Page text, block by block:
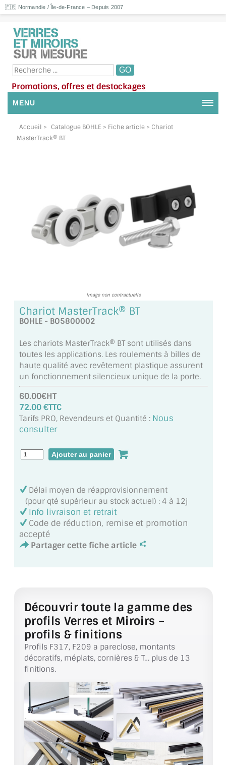
🇫🇷 Normandie / Île-de-France – Depuis 2007
Promotions, offres et destockages
MENU
NOUS CONTACTER
SUIVI DE COMMANDE
TOUS LES TARIFS AU M2
MIROIRS VIEILLIS AMBIANCE BRASSERIE
MIROIR SUR MESURE
MIROIR VIEILLI
MIROIR DÉCORATIF DE COULEUR
LOTS DE MIROIRS EN MOZAÏQUE
MIROIR DE SALLE DE BAIN
MIROIR POUR SALLE DE SPORT
MIROIR POUR SALLE DE DANSE
MIROIR ENCADRÉ
VERRE EXTRACLAIR
VERRE TREMPÉ (SÉCURIT)
PAROI DE DOUCHE
VERRE FEUILLETÉ
VERRE ANTI-REFLET
VERRE LAQUÉ/CRÉDENCE
VERRE FEUILLETÉ/TREMPÉ
Accueil > Catalogue BOHLE > Fiche article > Chariot
MasterTrack® BT
Image non contractuelle
Chariot MasterTrack® BT
BOHLE - BO5800002
Les chariots MasterTrack® BT sont utilisés dans
toutes les applications. Les roulements à billes de
haute qualité avec revêtement plastique assurent
un fonctionnement silencieux unique de la porte.
60.00€HT
72.00 €TTC
Tarifs PRO, Revendeurs et Quantité : Nous
consulter
Délai moyen de réapprovisionnement
(pour qté supérieur au stock actuel) : 4 à 12j
Info livraison et retrait
Code de réduction, remise et promotion
accepté
Partager cette fiche article
Découvrir toute la gamme des
profils Verres et Miroirs –
profils & finitions
Profils F317, F209 a pareclose, montants
décoratifs, méplats, cornières & T… plus de 13
finitions.